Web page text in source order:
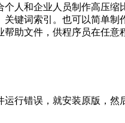
个人和企业人员制作高压缩
关键词索引。也可以简单制
帮助文件，供程序员在任意
运行错误，就安装原版，然